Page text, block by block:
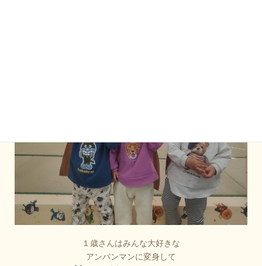
１歳さんはみんな大好きな
アンパンマンに変身して